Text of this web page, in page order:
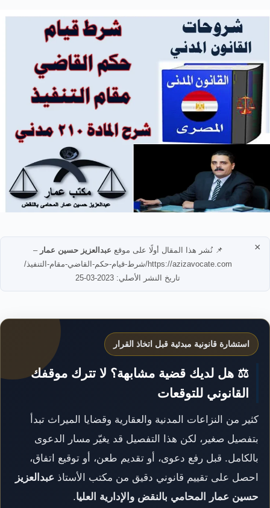
📌 نُشر هذا المقال أولًا على موقع عبدالعزيز حسين عمار –
https://azizavocate.com/شرط-قيام-حكم-القاضي-مقام-التنفيذ/
تاريخ النشر الأصلي: 2023-03-25
×
استشارة قانونية مبدئية قبل اتخاذ القرار
⚖️ هل لديك قضية مشابهة؟ لا تترك موقفك
القانوني للتوقعات
كثير من النزاعات المدنية والعقارية وقضايا الميراث تبدأ
بتفصيل صغير، لكن هذا التفصيل قد يغيّر مسار الدعوى
بالكامل. قبل رفع دعوى، أو تقديم طعن، أو توقيع اتفاق،
احصل على تقييم قانوني دقيق من مكتب الأستاذ عبدالعزيز
حسين عمار المحامي بالنقض والإدارية العليا.